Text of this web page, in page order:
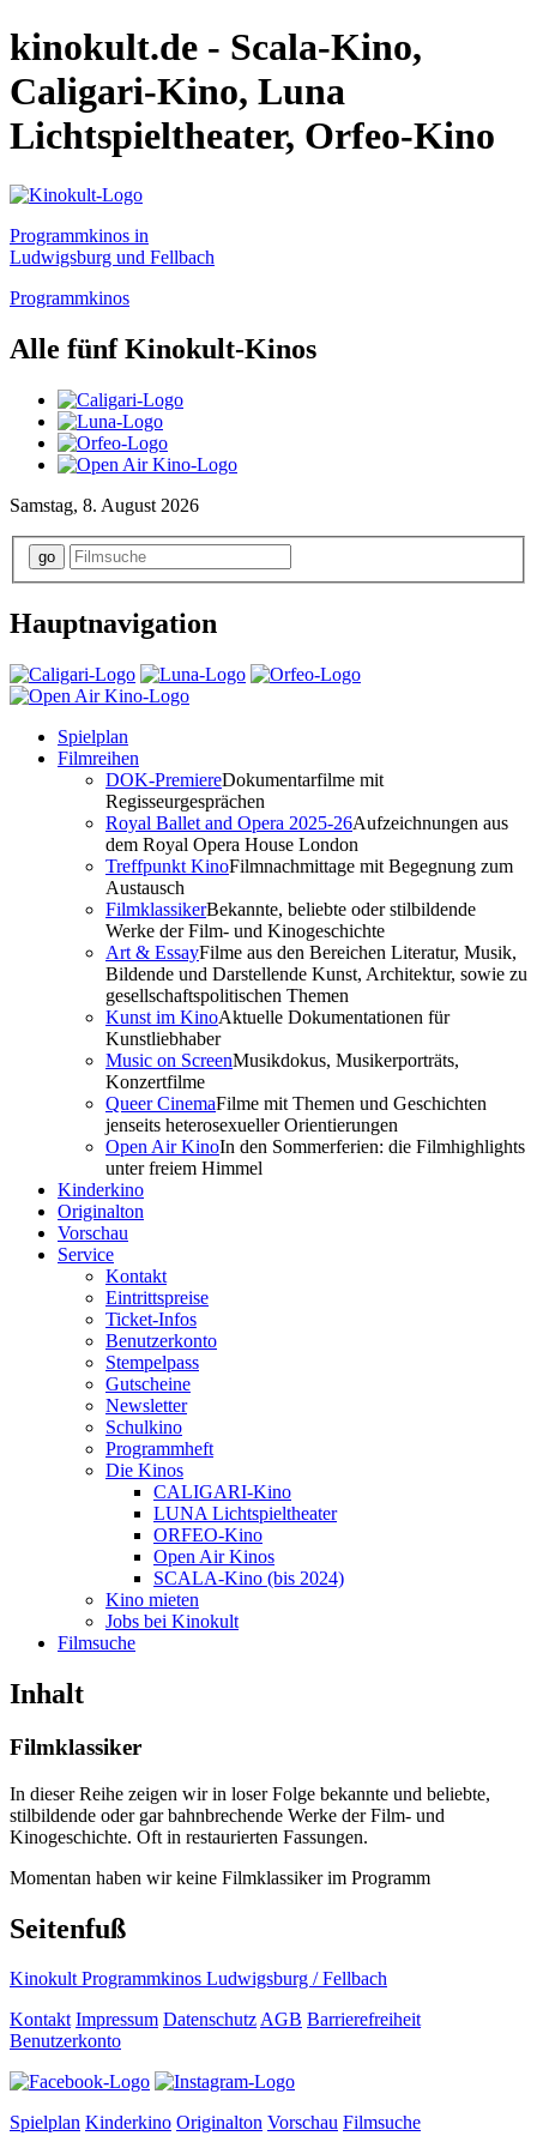
kinokult.de - Scala-Kino,
Caligari-Kino, Luna
Lichtspieltheater, Orfeo-Kino
Programmkinos in
Ludwigsburg und Fellbach
Programmkinos
Alle fünf Kinokult-Kinos
Samstag, 8. August 2026
Hauptnavigation
Spielplan
Filmreihen
DOK-PremiereDokumentarfilme mit
Regisseurgesprächen
Royal Ballet and Opera 2025-26Aufzeichnungen aus
dem Royal Opera House London
Treffpunkt KinoFilmnachmittage mit Begegnung zum
Austausch
FilmklassikerBekannte, beliebte oder stilbildende
Werke der Film- und Kinogeschichte
Art & EssayFilme aus den Bereichen Literatur, Musik,
Bildende und Darstellende Kunst, Architektur, sowie zu
gesellschaftspolitischen Themen
Kunst im KinoAktuelle Dokumentationen für
Kunstliebhaber
Music on ScreenMusikdokus, Musikerporträts,
Konzertfilme
Queer CinemaFilme mit Themen und Geschichten
jenseits heterosexueller Orientierungen
Open Air KinoIn den Sommerferien: die Filmhighlights
unter freiem Himmel
Kinderkino
Originalton
Vorschau
Service
Kontakt
Eintrittspreise
Ticket-Infos
Benutzerkonto
Stempelpass
Gutscheine
Newsletter
Schulkino
Programmheft
Die Kinos
CALIGARI-Kino
LUNA Lichtspieltheater
ORFEO-Kino
Open Air Kinos
SCALA-Kino (bis 2024)
Kino mieten
Jobs bei Kinokult
Filmsuche
Inhalt
Filmklassiker
In dieser Reihe zeigen wir in loser Folge bekannte und beliebte,
stilbildende oder gar bahnbrechende Werke der Film- und
Kinogeschichte. Oft in restaurierten Fassungen.
Momentan haben wir keine Filmklassiker im Programm
Seitenfuß
Kinokult Programmkinos Ludwigsburg / Fellbach
Kontakt Impressum DatenschutzAGB Barrierefreiheit
Benutzerkonto
Spielplan Kinderkino Originalton Vorschau Filmsuche